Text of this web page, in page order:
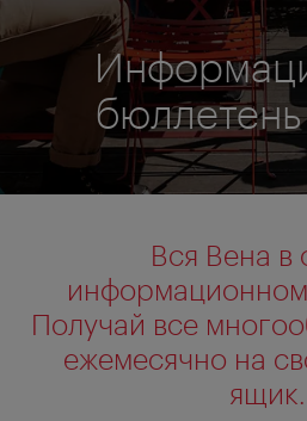
Вся Вена в
Получай все
ежемесячно на
ящик.